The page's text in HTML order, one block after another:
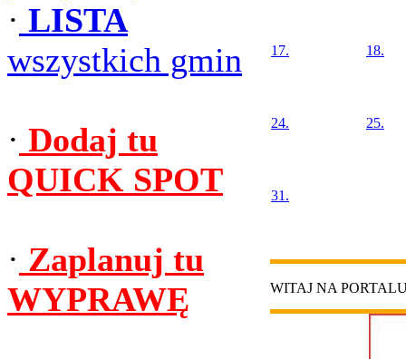
· LISTA
wszystkich gmin
· Dodaj tu
QUICK SPOT
· Zaplanuj tu
WYPRAWĘ
17. 18.
24. 25.
31.
WITAJ NA